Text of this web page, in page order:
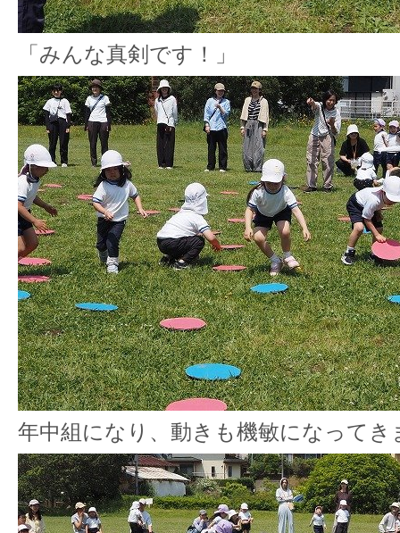
「みんな真剣です！」
年中組になり、動きも機敏になってき